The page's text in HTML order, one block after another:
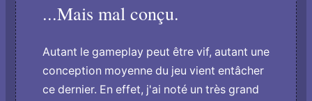
...Mais mal conçu.
Autant le gameplay peut être vif, autant une
conception moyenne du jeu vient entâcher
ce dernier. En effet, j'ai noté un très grand